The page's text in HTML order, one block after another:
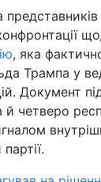
, яка
Трампа у
Документ
четверо